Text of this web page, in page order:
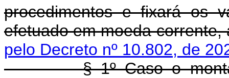
procedimentos e fixará os
efetuado em moeda
pelo Decreto nº 10.802, de
§ 1º Caso o